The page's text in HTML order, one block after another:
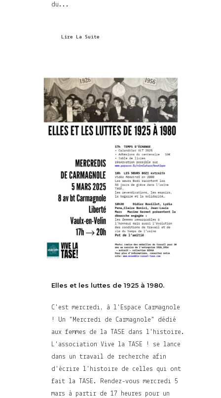
du...
Lire La Suite
Elles et les luttes de 1925 à 1980.
C'est mercredi, à l'Espace Carmagnole
! Un "Mercredi de Carmagnole" dédié
aux femmes de la TASE dans l'histoire.
L'association Vive la TASE ! se lance
dans un travail de recherche afin
d'écrire l'histoire de celles qui ont
fait la TASE. Rendez-vous mercredi 5
mars à partir de 17 heures pour un